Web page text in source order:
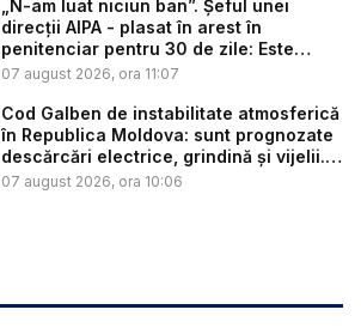
„N-am luat niciun ban”. Șeful unei
direcții AIPA - plasat în arest în
penitenciar pentru 30 de zile: Este
cerc...
07 august 2026, ora 11:07
Cod Galben de instabilitate atmosferică
în Republica Moldova: sunt prognozate
descărcări electrice, grindină și vijelii.
...
07 august 2026, ora 10:06